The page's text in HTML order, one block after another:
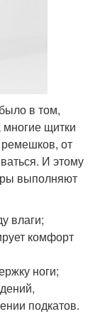
в том,
многие щитки
от
И этому
выполняют
влаги;
комфорт
ноги;
подкатов.